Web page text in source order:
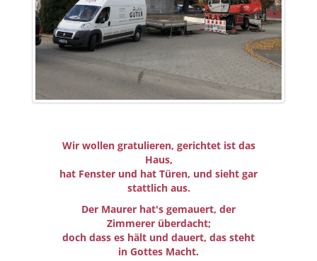
Wir wollen gratulieren, gerichtet ist das
Haus,
hat Fenster und hat Türen, und sieht gar
stattlich aus.
Der Maurer hat's gemauert, der
Zimmerer überdacht;
doch dass es hält und dauert, das steht
in Gottes Macht.